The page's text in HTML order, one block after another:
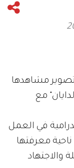
تصوير مشاهدها
مع
في العمل
معرفتها
والاجتهاد